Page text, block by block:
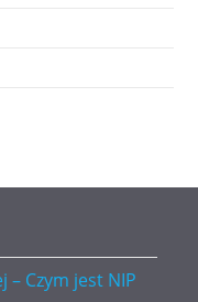
Czym jest NIP